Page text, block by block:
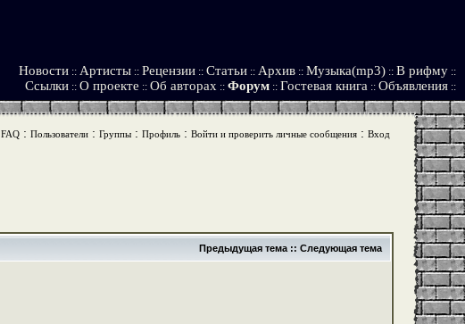
Новости :: Артисты :: Рецензии :: Статьи :: Архив :: Музыка(mp3) :: В рифму ::
Ссылки :: О проекте :: Об авторах :: Форум :: Гостевая книга :: Объявления ::
FAQ: Пользователи: Группы: Профиль: Войти и проверить личные сообщения: Вход
Предыдущая тема:: Следующая тема